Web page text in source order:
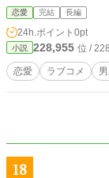
するのだった。 その
日々が始まる事になる
だったのだ！ 果たし
いになれるのか。 ※この作品は「小説家になろう」さん、「カクヨム」さん、
「ノベルアップ+」さ
恋愛 完結 長編
24h.ポイント 0pt
小説 228,955 位 /
恋愛 ラブコメ
18